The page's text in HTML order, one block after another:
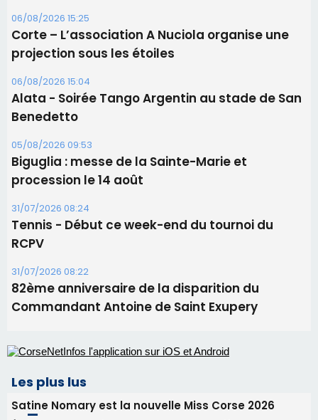
06/08/2026 15:25
Corte – L’association A Nuciola organise une
projection sous les étoiles
06/08/2026 15:04
Alata - Soirée Tango Argentin au stade de San
Benedetto
05/08/2026 09:53
Biguglia : messe de la Sainte-Marie et
procession le 14 août
31/07/2026 08:24
Tennis - Début ce week-end du tournoi du
RCPV
31/07/2026 08:22
82ème anniversaire de la disparition du
Commandant Antoine de Saint Exupery
Les plus lus
Satine Nomary est la nouvelle Miss Corse 2026